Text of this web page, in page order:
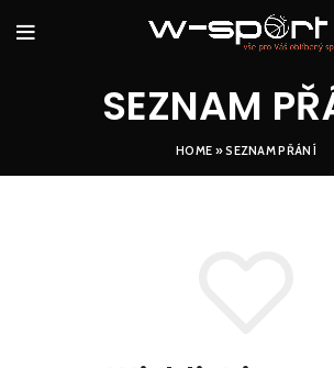
SEZNAM
HOME »SEZNAM PŘÁNÍ